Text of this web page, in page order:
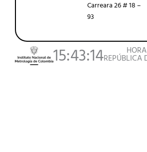
Carreara 26 # 18 –
93
15:43:14REPÚBLICA